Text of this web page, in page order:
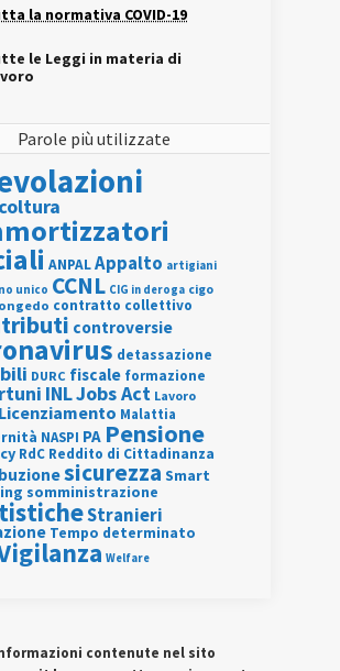
la normativa COVID-19
le Leggi in materia di
Parole più utilizzate
ANPALAppalto artigiani
unico CCNL CIG in deroga cigo
contratto collettivo
controversie
detassazione
DURC fiscale formazione
INLJobs Act Lavoro
Licenziamento Malattia
NASPI PA Pensione
RdC Reddito di Cittadinanza
sicurezza Smart
somministrazione
Stranieri
Tempo determinato
Welfare
contenute nel sito